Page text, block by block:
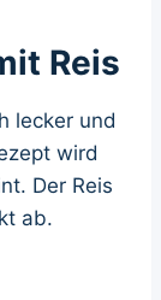
Reis
lecker und
wird
Der Reis
ab.